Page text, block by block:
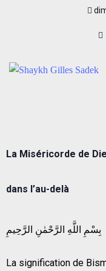
La Miséricorde de
dans l’au-delà
بِسْمِ اللَّهِ الرَّحْمٰنِ الرَّحِيمِ
La signification de